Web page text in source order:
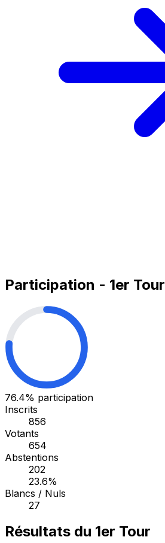
Participation - 1er Tour
76.4% participation
Inscrits
856
Votants
654
Abstentions
202
23.6%
Blancs / Nuls
27
Résultats du 1er Tour